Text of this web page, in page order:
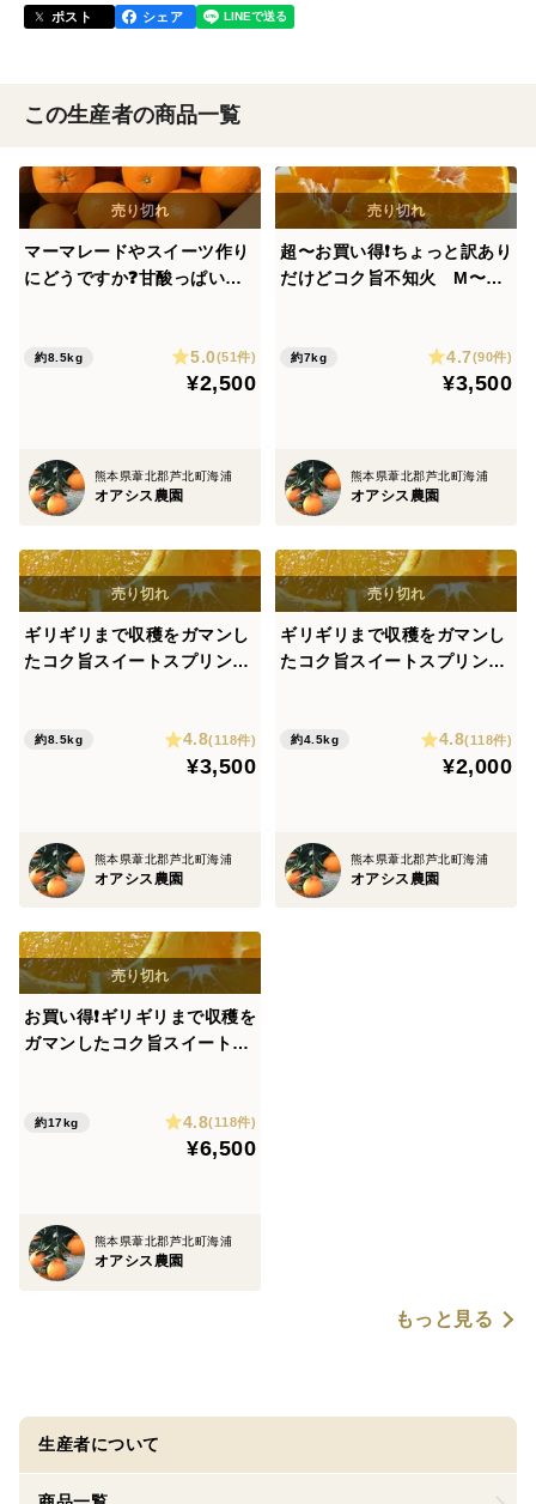
ポスト シェア
この生産者の商品一覧
マーマレードやスイーツ作り
にどうですか❓甘酸っぱい大
約8.5kg 5.0(51件)
¥2,500
熊本県葦北郡芦北町海浦
オアシス農園
超〜お買い得❗️ちょっと訳あり
だけどコク旨不知火 M〜2L
約7kg 4.7(90件)
¥3,500
熊本県葦北郡芦北町海浦
オアシス農園
ギリギリまで収穫をガマンし
たコク旨スイートスプリング
約8.5kg 4.8(118件)
¥3,500
熊本県葦北郡芦北町海浦
オアシス農園
ギリギリまで収穫をガマンし
たコク旨スイートスプリング
約4.5kg 4.8(118件)
¥2,000
熊本県葦北郡芦北町海浦
オアシス農園
お買い得❗️ギリギリまで収穫を
ガマンしたコク旨スイートス
約17kg 4.8(118件)
¥6,500
熊本県葦北郡芦北町海浦
オアシス農園
もっと見る
生産者について